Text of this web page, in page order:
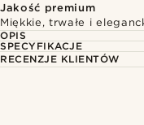
Jakość premium
Miękkie, trwałe i
OPIS
SPECYFIKACJE
RECENZJE KLIENTÓW